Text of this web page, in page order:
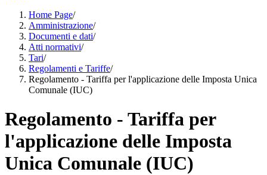
Home Page/
Amministrazione/
Documenti e dati/
Atti normativi/
Tari/
Regolamenti e Tariffe/
Regolamento - Tariffa per l'applicazione delle Imposta Unica
Comunale (IUC)
Regolamento - Tariffa per
l'applicazione delle Imposta
Unica Comunale (IUC)